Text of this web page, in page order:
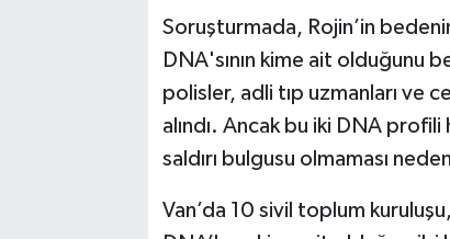
Soruşturmada, Rojin’in
DNA'sının kime ait olduğunu
polisler, adli tıp uzmanları ve
alındı. Ancak bu iki DNA profili
saldırı bulgusu olmaması
Van’da 10 sivil toplum